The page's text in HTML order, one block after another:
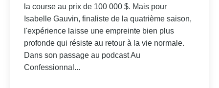
la course au prix de 100 000 $. Mais pour
Isabelle Gauvin, finaliste de la quatrième saison,
l'expérience laisse une empreinte bien plus
profonde qui résiste au retour à la vie normale.
Dans son passage au podcast Au
Confessionnal...